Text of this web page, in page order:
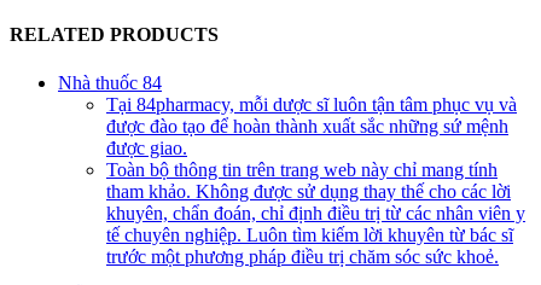
RELATED PRODUCTS
Nhà thuốc 84
Tại 84pharmacy, mỗi dược sĩ luôn tận tâm phục vụ và
được đào tạo để hoàn thành xuất sắc những sứ mệnh
được giao.
Toàn bộ thông tin trên trang web này chỉ mang tính
tham khảo. Không được sử dụng thay thế cho các lời
khuyên, chẩn đoán, chỉ định điều trị từ các nhân viên y
tế chuyên nghiệp. Luôn tìm kiếm lời khuyên từ bác sĩ
trước một phương pháp điều trị chăm sóc sức khoẻ.